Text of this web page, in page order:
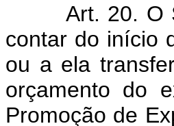
Art. 20. O
contar do início
ou a ela
orçamento do
Promoção de